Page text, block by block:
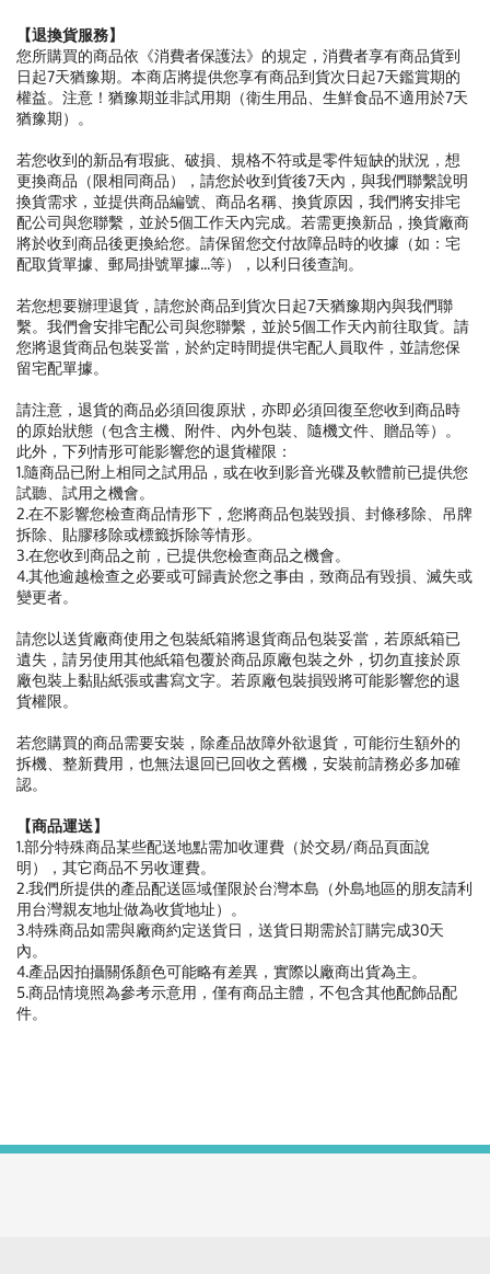
【退換貨服務】
您所購買的商品依《消費者保護法》的規定，消費者享有商品貨到
日起7天猶豫期。本商店將提供您享有商品到貨次日起7天鑑賞期的
權益。注意！猶豫期並非試用期（衛生用品、生鮮食品不適用於7天
猶豫期）。
若您收到的新品有瑕疵、破損、規格不符或是零件短缺的狀況，想
更換商品（限相同商品），請您於收到貨後7天內，與我們聯繫說明
換貨需求，並提供商品編號、商品名稱、換貨原因，我們將安排宅
配公司與您聯繫，並於5個工作天內完成。若需更換新品，換貨廠商
將於收到商品後更換給您。請保留您交付故障品時的收據（如：宅
配取貨單據、郵局掛號單據...等），以利日後查詢。
若您想要辦理退貨，請您於商品到貨次日起7天猶豫期內與我們聯
繫。我們會安排宅配公司與您聯繫，並於5個工作天內前往取貨。請
您將退貨商品包裝妥當，於約定時間提供宅配人員取件，並請您保
留宅配單據。
請注意，退貨的商品必須回復原狀，亦即必須回復至您收到商品時
的原始狀態（包含主機、附件、內外包裝、隨機文件、贈品等）。
此外，下列情形可能影響您的退貨權限：
1.隨商品已附上相同之試用品，或在收到影音光碟及軟體前已提供您
試聽、試用之機會。
2.在不影響您檢查商品情形下，您將商品包裝毀損、封條移除、吊牌
拆除、貼膠移除或標籤拆除等情形。
3.在您收到商品之前，已提供您檢查商品之機會。
4.其他逾越檢查之必要或可歸責於您之事由，致商品有毀損、滅失或
變更者。
請您以送貨廠商使用之包裝紙箱將退貨商品包裝妥當，若原紙箱已
遺失，請另使用其他紙箱包覆於商品原廠包裝之外，切勿直接於原
廠包裝上黏貼紙張或書寫文字。若原廠包裝損毀將可能影響您的退
貨權限。
若您購買的商品需要安裝，除產品故障外欲退貨，可能衍生額外的
拆機、整新費用，也無法退回已回收之舊機，安裝前請務必多加確
認。
【商品運送】
1.部分特殊商品某些配送地點需加收運費（於交易/商品頁面說
明），其它商品不另收運費。
2.我們所提供的產品配送區域僅限於台灣本島（外島地區的朋友請利
用台灣親友地址做為收貨地址）。
3.特殊商品如需與廠商約定送貨日，送貨日期需於訂購完成30天
內。
4.產品因拍攝關係顏色可能略有差異，實際以廠商出貨為主。
5.商品情境照為參考示意用，僅有商品主體，不包含其他配飾品配
件。